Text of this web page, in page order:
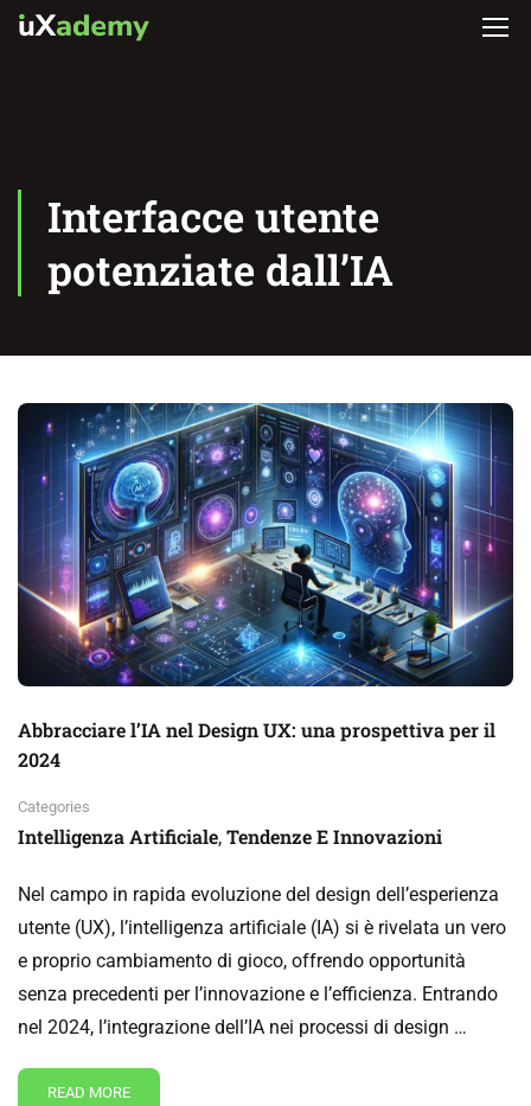
Interfacce utente
potenziate dall’IA
Abbracciare l’IA nel Design UX: una prospettiva per il
2024
Categories
Intelligenza Artificiale, Tendenze E Innovazioni
Nel campo in rapida evoluzione del design dell’esperienza
utente (UX), l’intelligenza artificiale (IA) si è rivelata un vero
e proprio cambiamento di gioco, offrendo opportunità
senza precedenti per l’innovazione e l’efficienza. Entrando
nel 2024, l’integrazione dell’IA nei processi di design …
READ MORE